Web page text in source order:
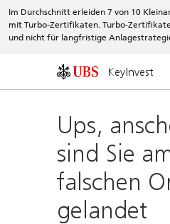
Im Durchschnitt erleiden 7 von 10
mit Turbo-Zertifikaten. Turbo-
und nicht für langfristige
KeyInvest
Ups,
sind Sie
falschen
gelandet